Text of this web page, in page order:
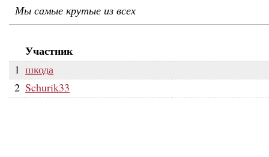
Мы самые крутые из всех
Участник
1 шкода
2 Schurik33